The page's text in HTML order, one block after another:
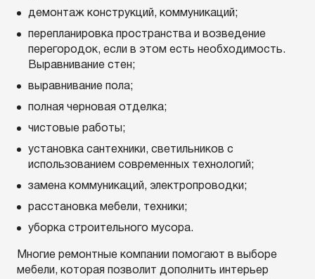
демонтаж конструкций, коммуникаций;
перепланировка пространства и возведение
перегородок, если в этом есть необходимость.
Выравнивание стен;
выравнивание пола;
полная черновая отделка;
чистовые работы;
установка сантехники, светильников с
использованием современных технологий;
замена коммуникаций, электропроводки;
расстановка мебели, техники;
уборка строительного мусора.
Многие ремонтные компании помогают в выборе
мебели, которая позволит дополнить интерьер